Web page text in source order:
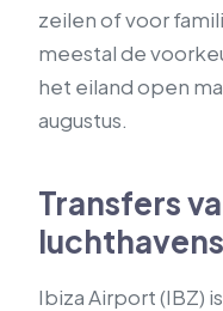
zeilen of voor
meestal de
het eiland open
augustus.
Transfers
Ibiza Airport (IBZ)